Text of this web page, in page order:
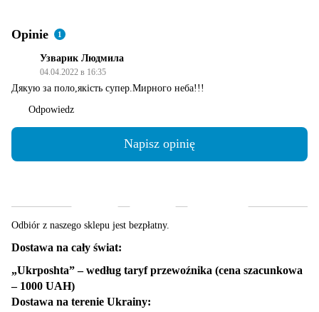
Opinie 1
⁨Узварик Людмила⁩
04.04.2022 в 16:35
Дякую за поло,якість супер.Мирного неба!!!
Odpowiedz
Napisz opinię
Odbiór z naszego sklepu jest bezpłatny.
Dostawa na cały świat:
„Ukrposhta” – według taryf przewoźnika (cena szacunkowa
– 1000 UAH)
Dostawa na terenie Ukrainy: